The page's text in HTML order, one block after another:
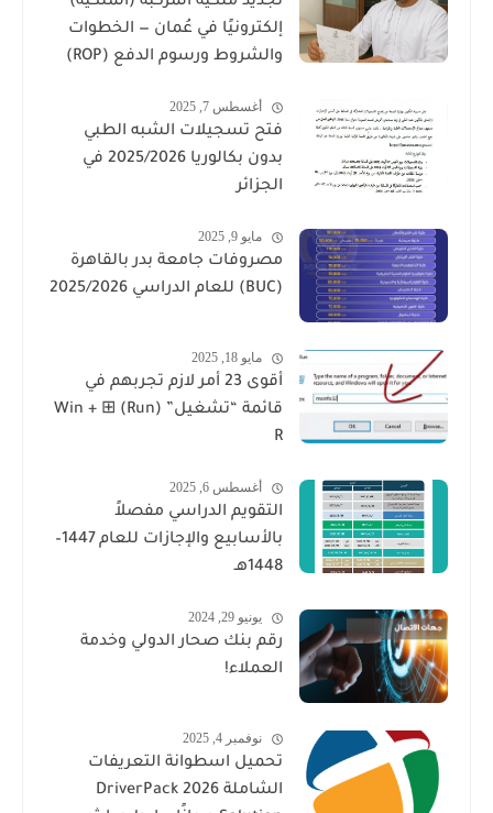
إلكترونيًا في عُمان — الخطوات
والشروط ورسوم الدفع (ROP)
أغسطس 7, 2025
فتح تسجيلات الشبه الطبي
بدون بكالوريا 2025/2026 في
الجزائر
مايو 9, 2025
مصروفات جامعة بدر بالقاهرة
(BUC) للعام الدراسي 2025/2026
مايو 18, 2025
أقوى 23 أمر لازم تجربهم في
قائمة “تشغيل” (Run) ⊞ Win +
R
أغسطس 6, 2025
التقويم الدراسي مفصلاً
بالأسابيع والإجازات للعام 1447–
1448هـ
يونيو 29, 2024
رقم بنك صحار الدولي وخدمة
العملاء!
نوفمبر 4, 2025
تحميل اسطوانة التعريفات
الشاملة 2026 DriverPack